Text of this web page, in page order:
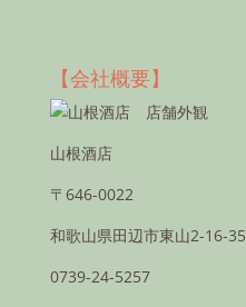
【会社概要】
山根酒店
〒646-0022
和歌山県田辺市東山2-16-35
0739-24-5257